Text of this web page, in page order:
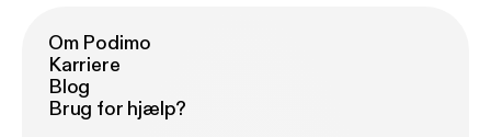
Om Podimo
Karriere
Blog
Brug for hjælp?